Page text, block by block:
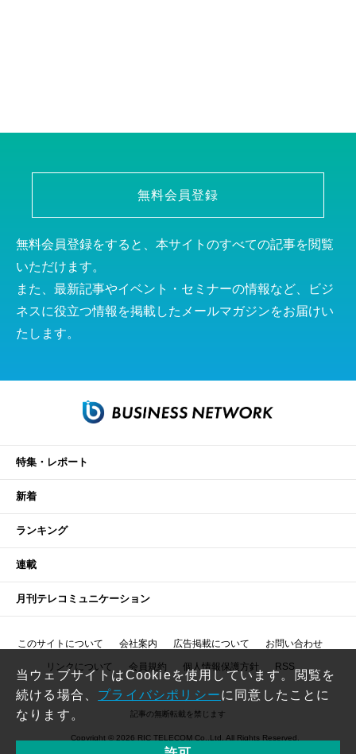
無料会員登録
無料会員登録をすると、本サイトのすべての記事を閲覧
いただけます。
また、最新記事やイベント・セミナーの情報など、ビジ
ネスに役立つ情報を掲載したメールマガジンをお届けい
たします。
特集・レポート
新着
ランキング
連載
月刊テレコミュニケーション
このサイトについて 会社案内 広告掲載について お問い合わせ
リンクについて 会員規約 個人情報保護方針 RSS
記事の無断転載を禁じます
Copyright © 2026 RIC TELECOM Co.,Ltd. All Rights Reserved.
当ウェブサイトはCookieを使用しています。閲覧を
続ける場合、 プライバシポリシーに同意したことに
なります。